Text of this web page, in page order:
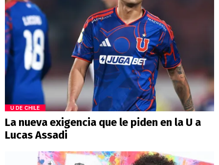
U DE CHILE
La nueva exigencia que le piden en la U a
Lucas Assadi